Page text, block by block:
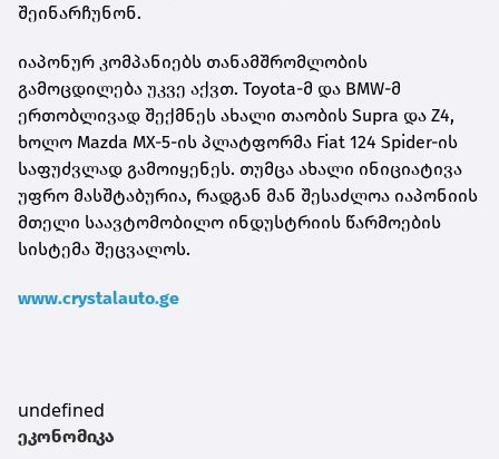
შეინარჩუნონ.
იაპონურ კომპანიებს თანამშრომლობის
გამოცდილება უკვე აქვთ. Toyota-მ და BMW-მ
ერთობლივად შექმნეს ახალი თაობის Supra და Z4,
ხოლო Mazda MX-5-ის პლატფორმა Fiat 124 Spider-ის
საფუძვლად გამოიყენეს. თუმცა ახალი ინიციატივა
უფრო მასშტაბურია, რადგან მან შესაძლოა იაპონიის
მთელი საავტომობილო ინდუსტრიის წარმოების
სისტემა შეცვალოს.
www.crystalauto.ge
undefined
ეკონომიკა